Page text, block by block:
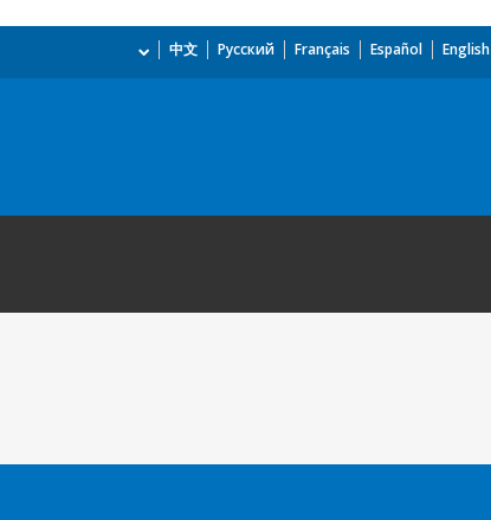
English
Español
Français
Русский
中文